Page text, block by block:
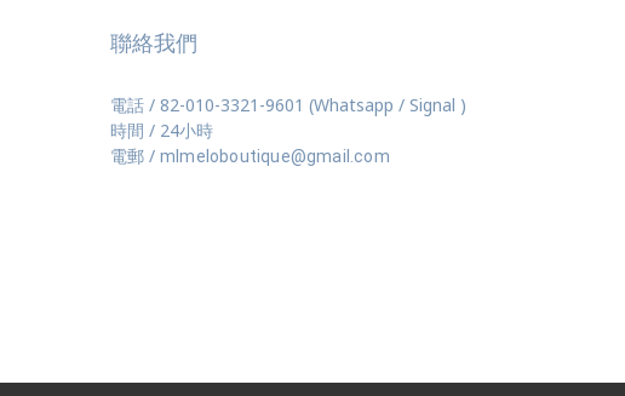
聯絡我們
電話 / 82-010-3321-9601 (Whatsapp / Signal )
時間 / 24小時
電郵 / mlmeloboutique@gmail.com